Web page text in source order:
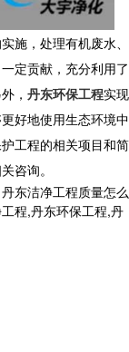
施，处理有机废水、
定贡献，充分利用了
， 丹东环保工程实现
好地使用生态环境中
工程的相关项目和简
咨询。
东洁净工程质量怎么
程,丹东环保工程,丹